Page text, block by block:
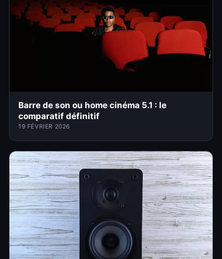
Barre de son ou home cinéma 5.1 : le
comparatif définitif
19 FÉVRIER 2026